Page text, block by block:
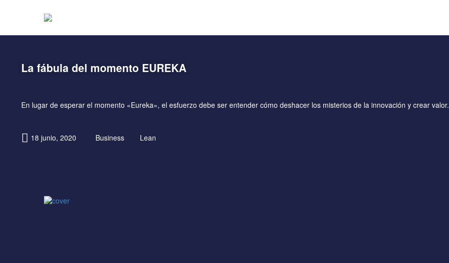
La fábula del momento EUREKA
En lugar de esperar el momento «Eureka», el esfuerzo debe ser entender cómo deshacer los misterios de la innovación y crear valor.
18 junio, 2020 Business Lean